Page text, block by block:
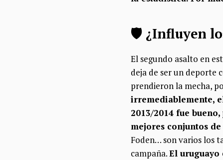
​🛡️​ ¿Influyen
El segundo asalto en
deja de ser un deporte
prendieron la mecha,
irremediablemente,
2013/2014 fue
mejores conjuntos
Foden… son varios los
campaña.El uruguayo